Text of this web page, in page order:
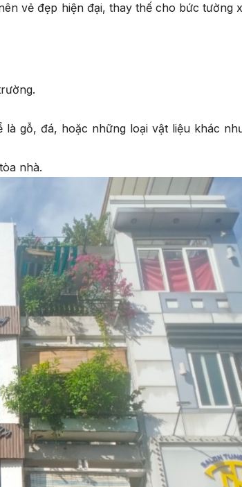
vẻ đẹp hiện đại, thay thế cho bức tường
gỗ, đá, hoặc những loại vật liệu khác
nhà.